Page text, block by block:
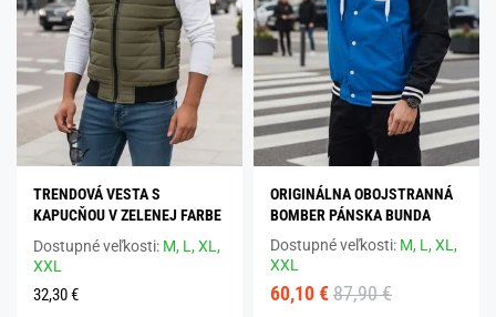
TRENDOVÁ VESTA S
KAPUCŇOU V ZELENEJ FARBE
Dostupné veľkosti: M, L,XL,
XXL
32,30 €
ORIGINÁLNA OBOJSTRANNÁ
BOMBER PÁNSKA BUNDA
Dostupné veľkosti: M, L,XL,
XXL
60,10 € 87,90 €